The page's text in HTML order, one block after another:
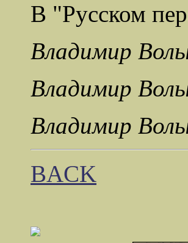
В "Русском
Владимир
Владимир
Владимир
BACK